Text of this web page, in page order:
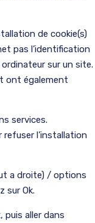
de cookie(s)
pas l’identification
sur un site.
ont également
services.
l’installation
a droite) / options
sur Ok.
puis aller dans